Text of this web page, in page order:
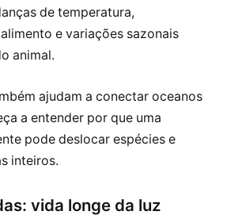
de temperatura,
e variações sazonais
animal.
ajudam a conectar oceanos
a entender por que uma
pode deslocar espécies e
inteiros.
vida longe da luz